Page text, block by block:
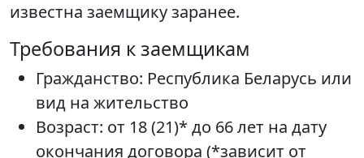
известна заемщику заранее.
Требования к заемщикам
Гражданство: Республика Беларусь или
вид на жительство
Возраст: от 18 (21)* до 66 лет на дату
окончания договора (*зависит от